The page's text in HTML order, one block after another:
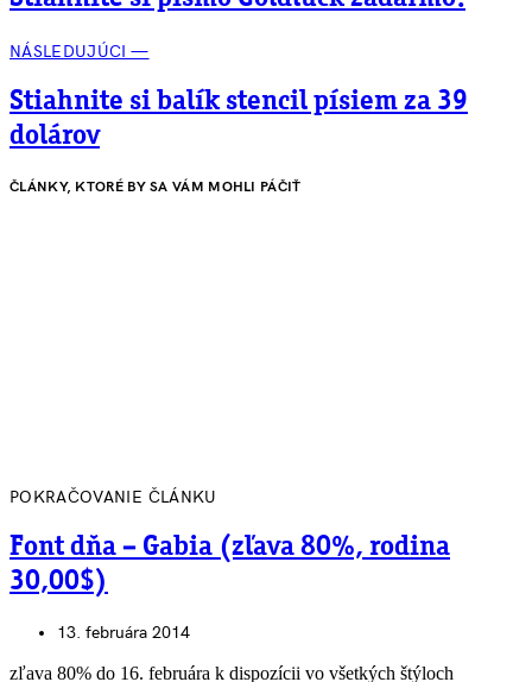
NÁSLEDUJÚCI —
Stiahnite si balík stencil písiem za 39
dolárov
ČLÁNKY, KTORÉ BY SA VÁM MOHLI PÁČIŤ
POKRAČOVANIE ČLÁNKU
Font dňa – Gabia (zľava 80%, rodina
30,00$)
13. februára 2014
zľava 80% do 16. februára k dispozícii vo všetkých štýloch